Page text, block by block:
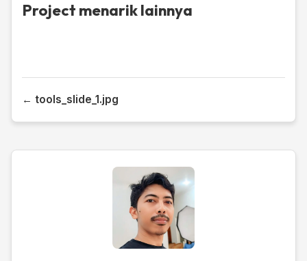
Project menarik lainnya
← tools_slide_1.jpg